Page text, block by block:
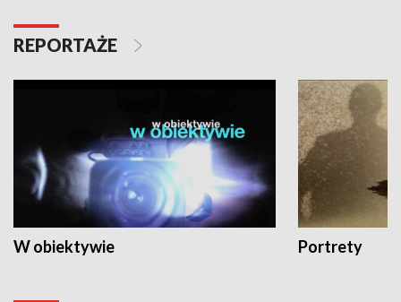
REPORTAŻE
W obiektywie Portrety